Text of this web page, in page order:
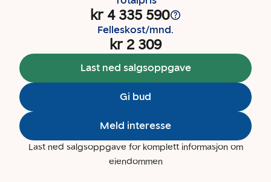
kr 4 335 590
Felleskost/mnd.
kr 2 309
Last ned salgsoppgave
Gi bud
Meld interesse
Last ned salgsoppgave for komplett informasjon om
eiendommen